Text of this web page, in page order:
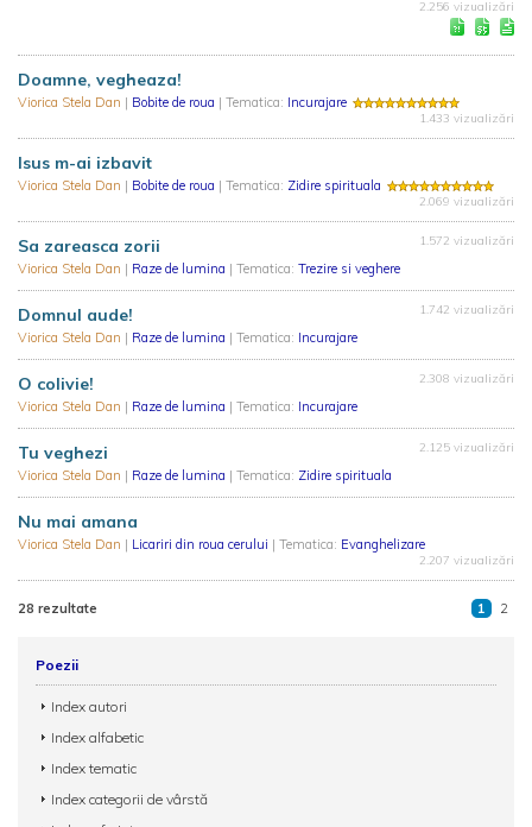
2.256 vizualizări
Doamne, vegheaza!
Viorica Stela Dan | Bobite de roua | Tematica: Incurajare
1.433 vizualizări
Isus m-ai izbavit
Viorica Stela Dan | Bobite de roua | Tematica: Zidire spirituala
2.069 vizualizări
Sa zareasca zorii
Viorica Stela Dan | Raze de lumina | Tematica: Trezire si veghere
1.572 vizualizări
Domnul aude!
Viorica Stela Dan | Raze de lumina | Tematica: Incurajare
1.742 vizualizări
O colivie!
Viorica Stela Dan | Raze de lumina | Tematica: Incurajare
2.308 vizualizări
Tu veghezi
Viorica Stela Dan | Raze de lumina | Tematica: Zidire spirituala
2.125 vizualizări
Nu mai amana
Viorica Stela Dan | Licariri din roua cerului | Tematica: Evanghelizare
2.207 vizualizări
28 rezultate 1 2
Poezii
Index autori
Index alfabetic
Index tematic
Index categorii de vârstă